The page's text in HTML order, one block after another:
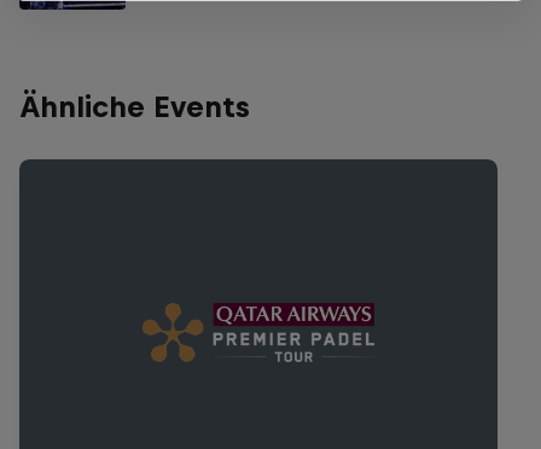
Ähnliche Events